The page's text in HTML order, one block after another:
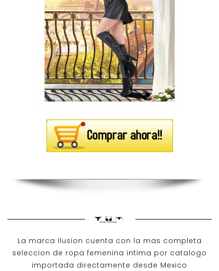
La marca Ilusion cuenta con la mas completa
seleccion de ropa femenina intima por catalogo
importada directamente desde Mexico